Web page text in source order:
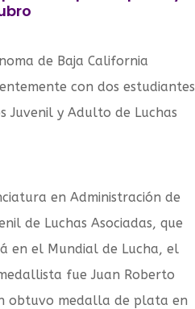
de Baja California
con dos estudiantes
Juvenil y Adulto de Luchas
en Administración de
de Luchas Asociadas, que
en el Mundial de Lucha, el
fue Juan Roberto
obtuvo medalla de plata en